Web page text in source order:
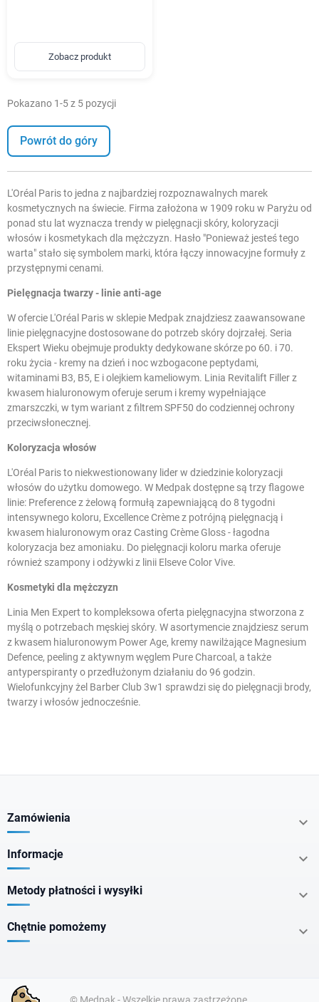
Dla domu
Makijaż
Zobacz produkt
Pokazano 1-5 z 5 pozycji
Powrót do góry
L'Oréal Paris to jedna z najbardziej rozpoznawalnych marek
kosmetycznych na świecie. Firma założona w 1909 roku w Paryżu od
ponad stu lat wyznacza trendy w pielęgnacji skóry, koloryzacji
włosów i kosmetykach dla mężczyzn. Hasło "Ponieważ jesteś tego
warta" stało się symbolem marki, która łączy innowacyjne formuły z
przystępnymi cenami.
Pielęgnacja twarzy - linie anti-age
W ofercie L'Oréal Paris w sklepie Medpak znajdziesz zaawansowane
linie pielęgnacyjne dostosowane do potrzeb skóry dojrzałej. Seria
Ekspert Wieku obejmuje produkty dedykowane skórze po 60. i 70.
roku życia - kremy na dzień i nocwzbogacone peptydami,
witaminami B3, B5, E i olejkiem kameliowym. Linia Revitalift Filler z
kwasem hialuronowym oferuje serum i kremy wypełniające
zmarszczki, w tym wariant z filtrem SPF50 do codziennej ochrony
przeciwsłonecznej.
Koloryzacja włosów
L'Oréal Paris to niekwestionowany lider w dziedzinie koloryzacji
włosów do użytku domowego. W Medpak dostępne są trzy flagowe
linie: Preference z żelową formułą zapewniającą do 8 tygodni
intensywnego koloru, Excellence Crème z potrójną pielęgnacją i
kwasem hialuronowym oraz Casting Crème Gloss - łagodna
koloryzacja bez amoniaku. Do pielęgnacji koloru marka oferuje
również szampony i odżywki z linii Elseve Color Vive.
Kosmetyki dla mężczyzn
Linia Men Expert to kompleksowa oferta pielęgnacyjna stworzona z
myślą o potrzebach męskiej skóry. W asortymencie znajdziesz serum
z kwasem hialuronowym Power Age, kremy nawilżające Magnesium
Defence, peeling z aktywnym węglem Pure Charcoal, a także
antyperspiranty o przedłużonym działaniu do 96 godzin.
Wielofunkcyjny żel Barber Club 3w1 sprawdzi się do pielęgnacji brody,
twarzy iwłosów jednocześnie.
Zamówienia 
Informacje 
Metody płatności i wysyłki 
Chętnie pomożemy 